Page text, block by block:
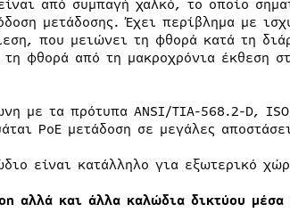
από συμπαγή χαλκό, το οποίο
μετάδοσης. Έχει περίβλημα με
που μειώνει τη φθορά κατά τη
φθορά από τη μακροχρόνια έκθεση
με τα πρότυπα ANSI/TIA-568.2-D,
PoE μετάδοση σε μεγάλες
είναι κατάλληλο για εξωτερικό
αλλά και άλλα καλώδια δικτύου